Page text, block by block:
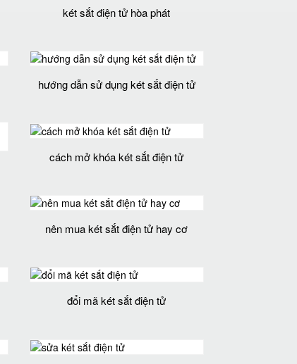
két sắt điện tử hòa phát
hướng dẫn sử dụng két sắt điện tử
cách mở khóa két sắt điện tử
nên mua két sắt điện tử hay cơ
đổi mã két sắt điện tử